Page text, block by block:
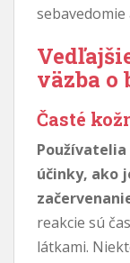
väzba o
Časté
účinky, ako
reakcie sú
látkami.